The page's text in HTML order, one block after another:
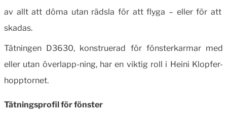
av allt att döma utan rädsla för att flyga – eller för att
skadas.
Tätningen D3630, konstruerad för fönsterkarmar med
eller utan överlapp-ning, har en viktig roll i Heini Klopfer-
hopptornet.
Tätningsprofil för fönster